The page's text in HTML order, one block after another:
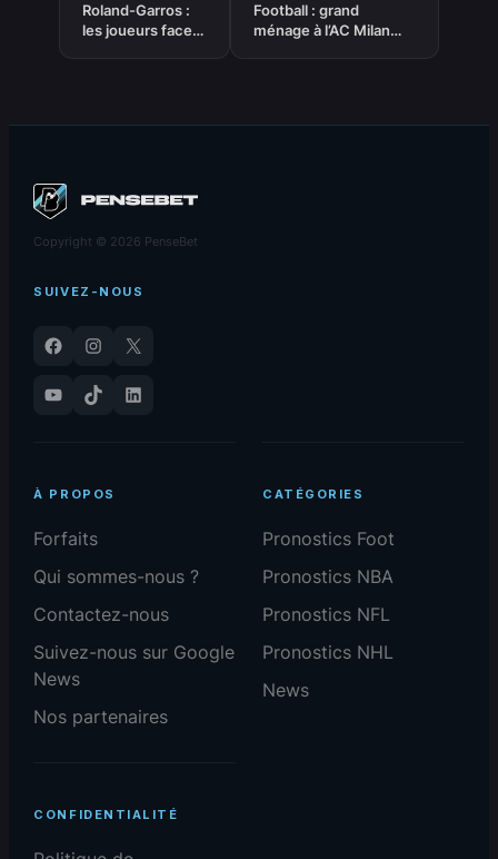
Roland-Garros :
les joueurs face
Football : grand
ménage à l’AC Milan
Copyright © 2026 PenseBet
SUIVEZ-NOUS
Facebook Instagram
X
YouTube
TikTok LinkedIn
À PROPOS
Forfaits
Qui sommes-nous ?
Contactez-nous
Suivez-nous sur Google
News
Nos partenaires
CATÉGORIES
Pronostics Foot
Pronostics NBA
Pronostics NFL
Pronostics NHL
News
CONFIDENTIALITÉ